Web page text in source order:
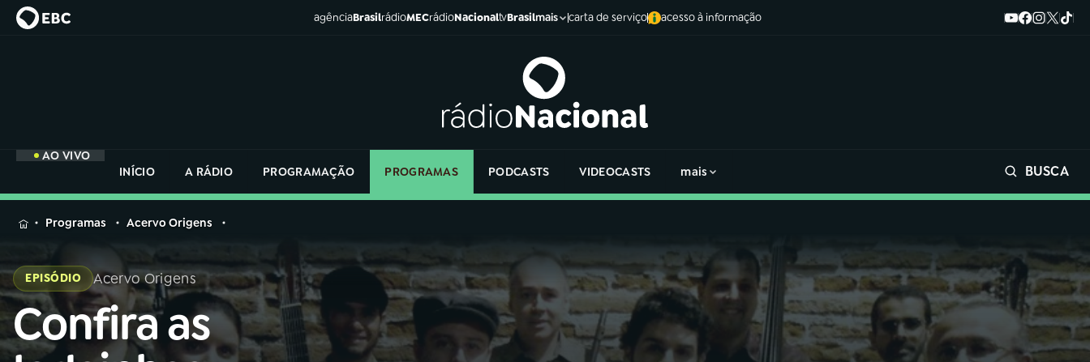
agênciaBrasilrádioMECrádioNacionaltvBrasilmais carta de serviço acesso à informação
AO VIVO
INÍCIO
A RÁDIO PROGRAMAÇÃO PROGRAMAS PODCASTS VIDEOCASTS mais BUSCA
MENU
Buscar
na
Rádio
Buscar
AO VIVO
na
Rádio
Nacional
Programas Acervo Origens
EPISÓDIO Acervo Origens
Confira as